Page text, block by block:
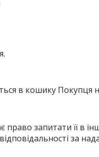
в кошику Покупця
запитати її в
за